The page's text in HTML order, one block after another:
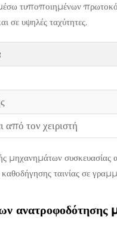
τυποποιημένων
σε υψηλές ταχύτητες.
από τον χειριστή
μηχανημάτων συσκευασίας
ταινίας σε
ανατροφοδότησης